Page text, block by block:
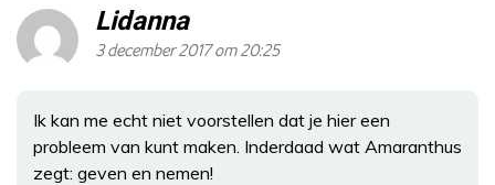
Lidanna
3 december 2017 om 20:25
Ik kan me echt niet voorstellen dat je hier een
probleem van kunt maken. Inderdaad wat Amaranthus
zegt: geven en nemen!